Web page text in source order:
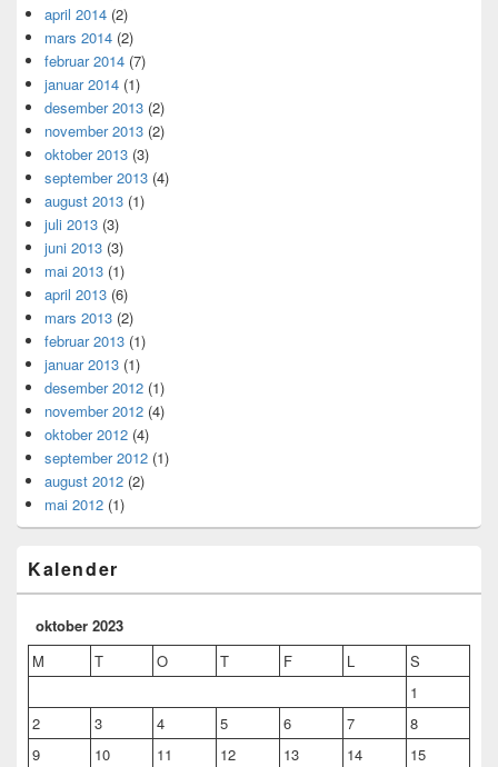
april 2014 (2)
mars 2014 (2)
februar 2014 (7)
januar 2014 (1)
desember 2013 (2)
november 2013 (2)
oktober 2013 (3)
september 2013 (4)
august 2013 (1)
juli 2013 (3)
juni 2013 (3)
mai 2013 (1)
april 2013 (6)
mars 2013 (2)
februar 2013 (1)
januar 2013 (1)
desember 2012 (1)
november 2012 (4)
oktober 2012 (4)
september 2012 (1)
august 2012 (2)
mai 2012 (1)
Kalender
oktober 2023
M
T O T F L
S
1
2
3 4 5 6 7
8
9
10 11 12 13 14
15